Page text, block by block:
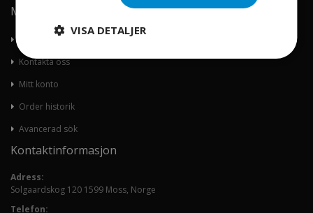
Min konto
Kontakta oss
Mitt konto
Order historik
Avancerad sök
Kontaktinformasjon
Adress:
Solgaardskog 120 1599 Moss, Norge
Telefon:
VISA DETALJER